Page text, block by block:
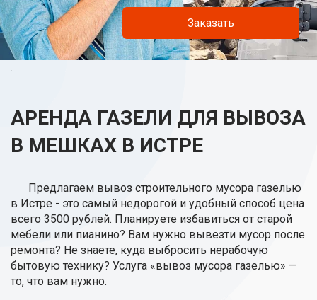
Заказать
.
АРЕНДА ГАЗЕЛИ ДЛЯ ВЫВОЗА
В МЕШКАХ В ИСТРЕ
Предлагаем вывоз строительного мусора газелью
в Истре - это самый недорогой и удобный способ цена
всего 3500 рублей. Планируете избавиться от старой
мебели или пианино? Вам нужно вывезти мусор после
ремонта? Не знаете, куда выбросить нерабочую
бытовую технику? Услуга «вывоз мусора газелью» —
то, что вам нужно.